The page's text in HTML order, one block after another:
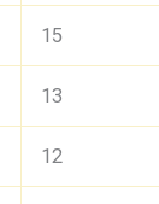
15
13
12